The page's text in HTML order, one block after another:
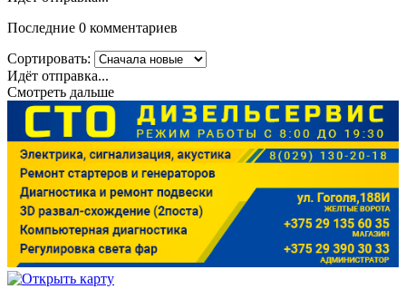
Последние 0 комментариев
Сортировать:
Идёт отправка...
Смотреть дальше